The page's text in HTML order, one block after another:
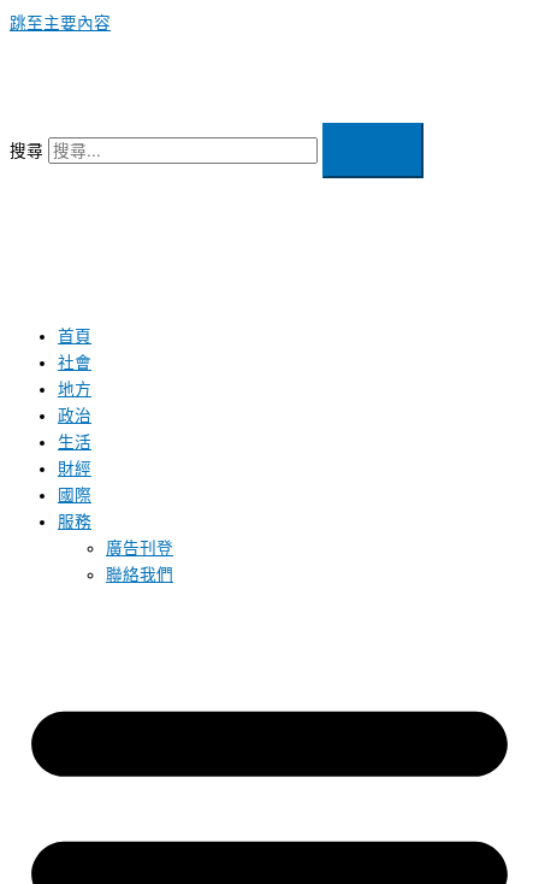
跳至主要內容
搜尋
首頁
社會
地方
政治
生活
財經
國際
服務
廣告刊登
聯絡我們